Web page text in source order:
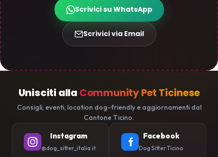
Scrivici su WhatsApp
Scrivici via Email
Unisciti alla Community Pet Ticinese
Consigli, eventi, location dog-friendly e aggiornamenti dal
Cantone Ticino.
Instagram
@dog_sitter_italia.it
Facebook
Dog Sitter Ticino